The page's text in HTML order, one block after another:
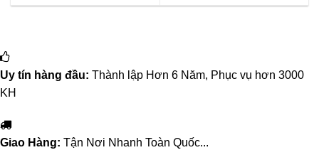
Uy tín hàng đầu: Thành lập Hơn 6 Năm, Phục vụ hơn 3000
KH
Giao Hàng: Tận Nơi Nhanh Toàn Quốc...